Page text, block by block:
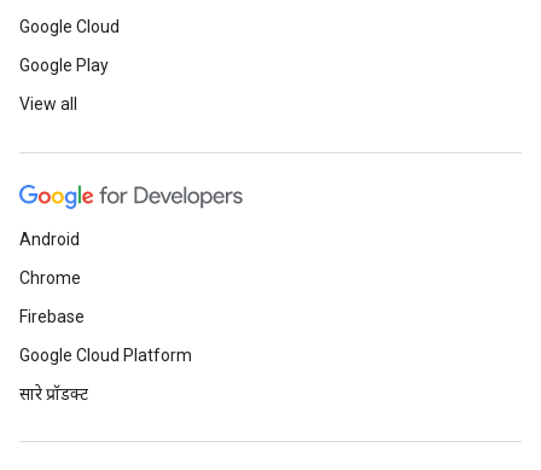
Google Cloud
Google Play
View all
Android
Chrome
Firebase
Google Cloud Platform
सारे प्रॉडक्ट